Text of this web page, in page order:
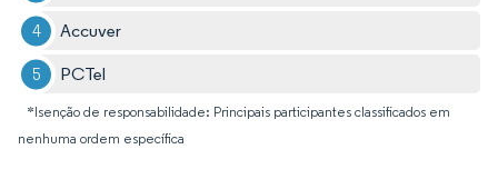
Accuver
PCTel
*Isenção de responsabilidade: Principais participantes classificados em
nenhuma ordem específica